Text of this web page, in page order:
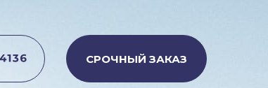
СРОЧНЫЙ ЗАКАЗ